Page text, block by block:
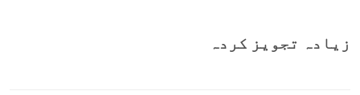
زیادہ تجویز کردہ